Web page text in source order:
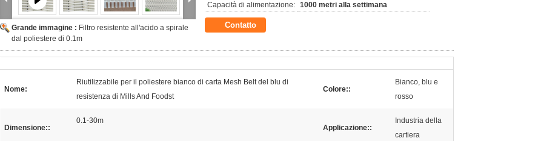
Grande immagine : Filtro resistente all'acido a spirale
dal poliestere di 0.1m
Capacità di alimentazione: 1000 metri alla settimana
Contatto
Nome:
Riutilizzabile per il poliestere bianco di carta Mesh Belt del blu di
resistenza di Mills And Foodst
Colore::
Bianco, blu e
rosso
Dimensione::
0.1-30m
Applicazione::
Industria della
cartiera